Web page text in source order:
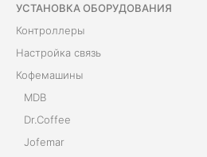
УСТАНОВКА ОБОРУДОВАНИЯ
Контроллеры
Настройка связь
Кофемашины
MDB
Dr.Coffee
Jofemar